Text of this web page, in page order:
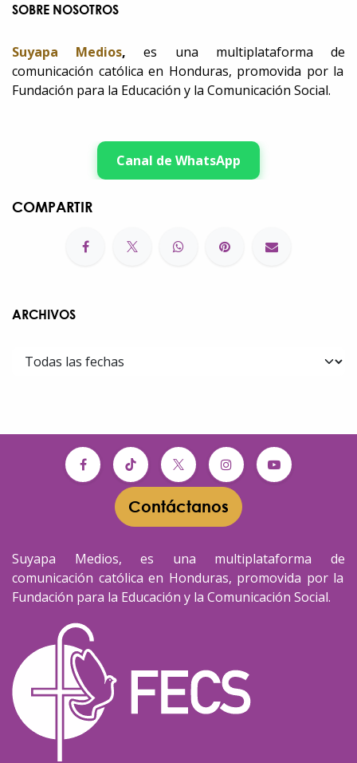
SOBRE NOSOTROS
Suyapa Medios, es una multiplataforma de
comunicación católica en Honduras, promovida por la
Fundación para la Educación y la Comunicación Social.
Canal de WhatsApp
COMPARTIR
ARCHIVOS
Contáctanos​​
Suyapa Medios, es una multiplataforma de
comunicación católica en Honduras, promovida por la
Fundación para la Educación y la Comunicación Social.